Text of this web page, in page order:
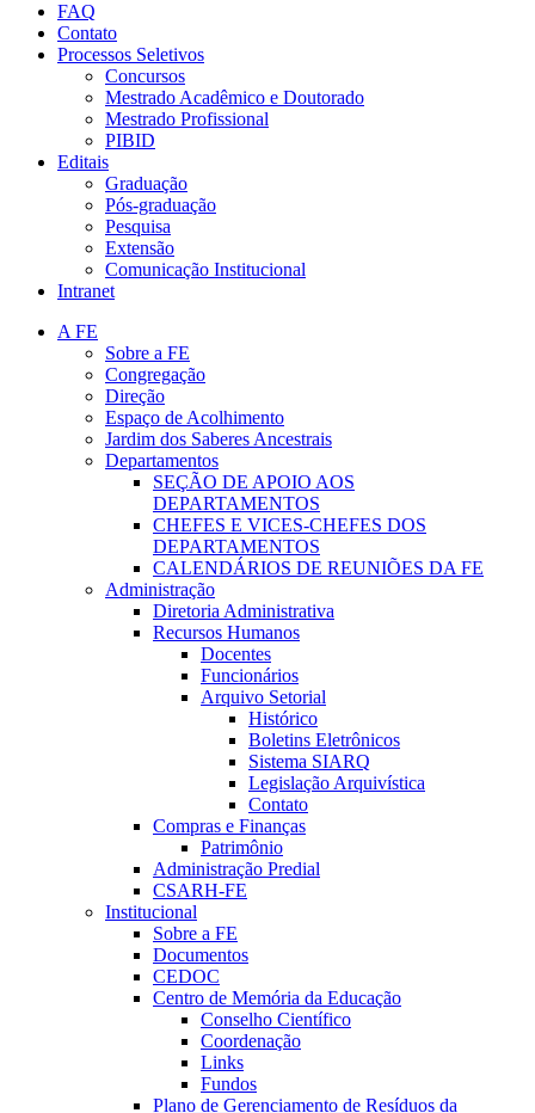
FAQ
Contato
Processos Seletivos
Concursos
Mestrado Acadêmico e Doutorado
Mestrado Profissional
PIBID
Editais
Graduação
Pós-graduação
Pesquisa
Extensão
Comunicação Institucional
Intranet
A FE
Sobre a FE
Congregação
Direção
Espaço de Acolhimento
Jardim dos Saberes Ancestrais
Departamentos
SEÇÃO DE APOIO AOS
DEPARTAMENTOS
CHEFES E VICES-CHEFES DOS
DEPARTAMENTOS
CALENDÁRIOS DE REUNIÕES DA FE
Administração
Diretoria Administrativa
Recursos Humanos
Docentes
Funcionários
Arquivo Setorial
Histórico
Boletins Eletrônicos
Sistema SIARQ
Legislação Arquivística
Contato
Compras e Finanças
Patrimônio
Administração Predial
CSARH-FE
Institucional
Sobre a FE
Documentos
CEDOC
Centro de Memória da Educação
Conselho Científico
Coordenação
Links
Fundos
Plano de Gerenciamento de Resíduos da